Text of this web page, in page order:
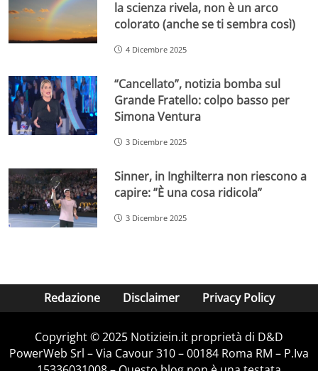
la scienza rivela, non è un arco
colorato (anche se ti sembra così)
4 Dicembre 2025
“Cancellato”, notizia bomba sul
Grande Fratello: colpo basso per
Simona Ventura
3 Dicembre 2025
Sinner, in Inghilterra non riescono a
capire: ”È una cosa ridicola”
3 Dicembre 2025
Redazione Disclaimer Privacy Policy
Copyright © 2025 Notiziein.it proprietà di D&D
PowerWeb Srl – Via Cavour 310 – 00184 Roma RM – P.Iva